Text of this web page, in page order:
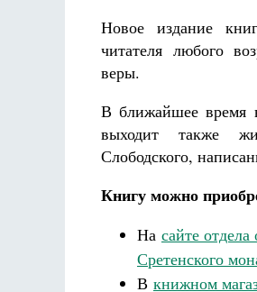
Новое издание
читателя любого
веры.
В ближайшее время
выходит также
Слободского,
Книгу можно
На сайте
Сретенского
В книжном